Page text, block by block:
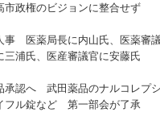
政権のビジョンに整合せず
事 医薬局長に内山氏、医薬審
三浦氏、医産審議官に安藤氏
承認へ 武田薬品のナルコレプ
フル錠など 第一部会が了承